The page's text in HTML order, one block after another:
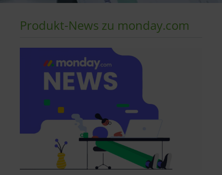
Produkt-News zu monday.com